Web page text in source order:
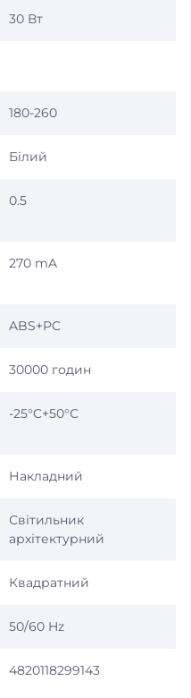
30 Вт
180-260
Білий
0.5
270 mA
ABS+PC
30000 годин
-25°C+50°С
Накладний
Світильник
архітектурний
Квадратний
50/60 Hz
4820118299143